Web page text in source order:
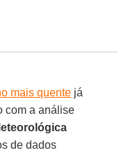
mais quente já
com a análise
de dados